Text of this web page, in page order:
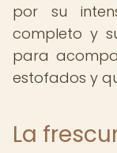
por su
completo y
para
estofados y
La